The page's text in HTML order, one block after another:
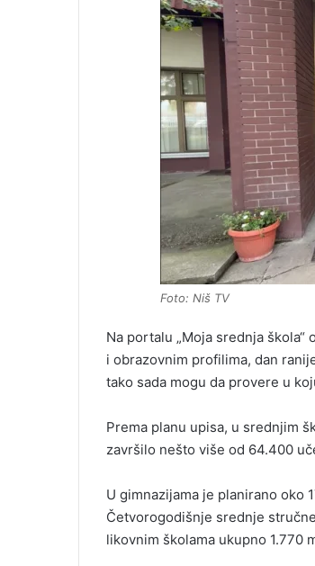
Foto: Niš TV
Na portalu „Moja srednja
i obrazovnim profilima, dan
tako sada mogu da provere u
Prema planu upisa, u srednjim
završilo nešto više od 64.400
U gimnazijama je planirano oko
Četvorogodišnje srednje
likovnim školama ukupno 1.770